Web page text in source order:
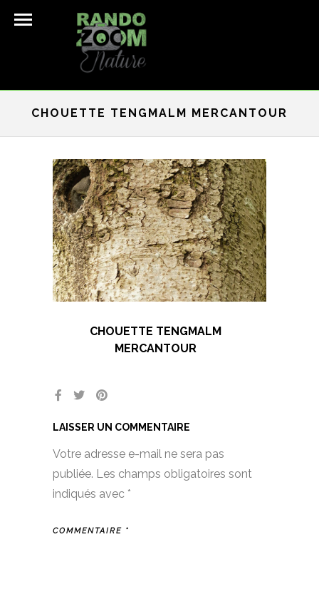
CHOUETTE TENGMALM MERCANTOUR
CHOUETTE TENGMALM
MERCANTOUR
LAISSER UN COMMENTAIRE
Votre adresse e-mail ne sera pas
publiée. Les champs obligatoires sont
indiqués avec *
COMMENTAIRE *